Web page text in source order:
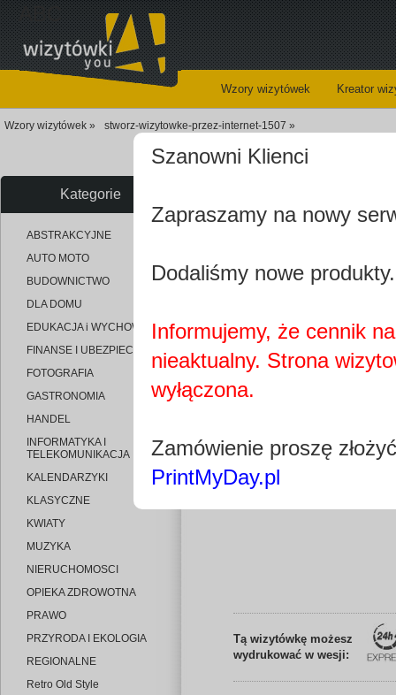
Wzory wizytówek Kreator
Wzory wizytówek » stworz-wizytowke-przez-internet-1507 »
Kategorie
ABSTRAKCYJNE
AUTO MOTO
BUDOWNICTWO
DLA DOMU
EDUKACJA i WYCHOWANIE
FINANSE I UBEZPIECZENIA
FOTOGRAFIA
GASTRONOMIA
HANDEL
INFORMATYKA I
TELEKOMUNIKACJA
KALENDARZYKI
KLASYCZNE
KWIATY
MUZYKA
NIERUCHOMOSCI
OPIEKA ZDROWOTNA
PRAWO
PRZYRODA I EKOLOGIA
REGIONALNE
Retro Old Style
ABC
Edytuj
Tą wizytówkę możesz
wydrukować w wesji:
Szanowni Klienci
Zapraszamy na nowy
Dodaliśmy nowe
Informujemy, że cennik
nieaktualny. Strona
wyłączona.
Zamówienie proszę
PrintMyDay.pl